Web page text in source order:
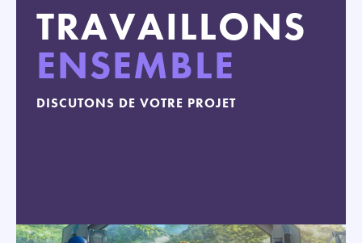
TRAVAILLONS
ENSEMBLE
DISCUTONS DE VOTRE PROJET